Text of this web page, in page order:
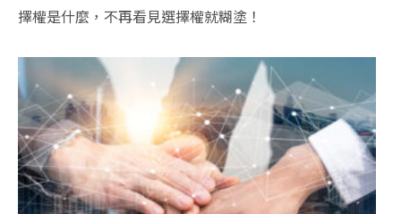
擇權是什麼，不再看見選擇權就糊塗！